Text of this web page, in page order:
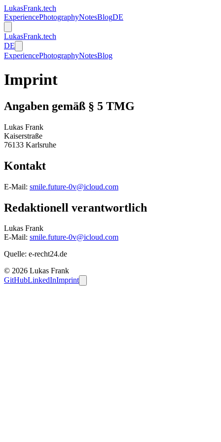
LukasFrank.tech
ExperiencePhotographyNotesBlogDE
LukasFrank.tech
DE
ExperiencePhotographyNotesBlog
Imprint
Angaben gemäß § 5 TMG
Lukas Frank
Kaiserstraße
76133 Karlsruhe
Kontakt
E-Mail: smile.future-0v@icloud.com
Redaktionell verantwortlich
Lukas Frank
E-Mail: smile.future-0v@icloud.com
Quelle: e-recht24.de
© 2026 Lukas Frank
GitHubLinkedInImprint